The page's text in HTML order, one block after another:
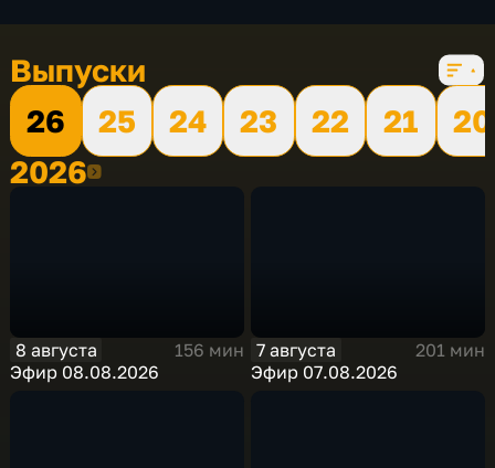
Выпуски
26
25 24 23 22 21
20
20262026
8 августа
156 мин
Эфир 08.08.2026
7 августа
201 мин
Эфир 07.08.2026